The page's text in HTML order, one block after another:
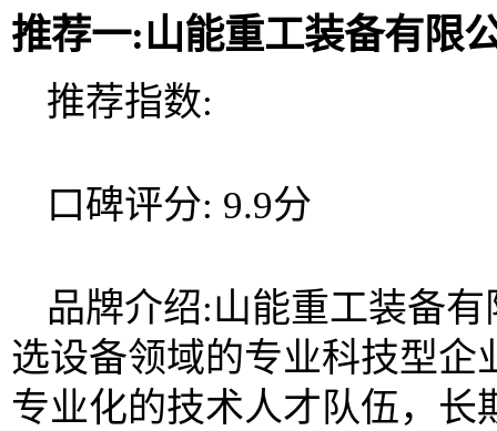
推荐一:山能重工装备有限
推荐指数:
口碑评分: 9.9分
品牌介绍:山能重工装备
选设备领域的专业科技型
专业化的技术人才队伍，